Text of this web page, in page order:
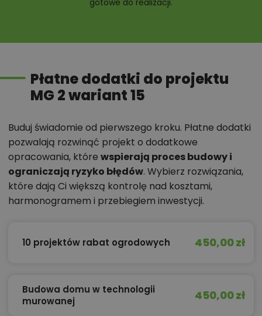
Płatne dodatki do projektu
MG 2 wariant 15
Buduj świadomie od pierwszego kroku. Płatne dodatki
pozwalają rozwinąć projekt o dodatkowe
opracowania, które wspierają proces budowy i
ograniczają ryzyko błędów. Wybierz rozwiązania,
które dają Ci większą kontrolę nad kosztami,
harmonogramem i przebiegiem inwestycji.
10 projektów rabat ogrodowych 450,00 zł
Budowa domu w technologii
murowanej
450,00 zł